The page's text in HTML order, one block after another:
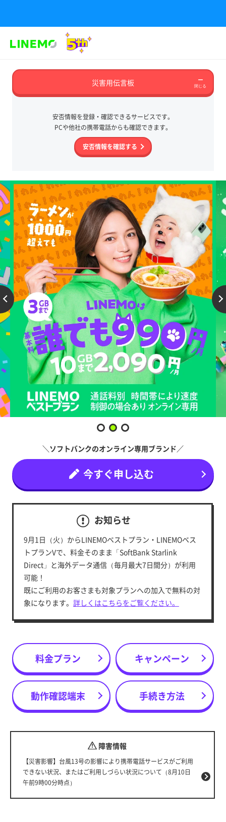
災害用伝言板
安否情報を登録・確認できるサービスです。
PCや他社の携帯電話からも確認できます。
安否情報を確認する
＼ソフトバンクのオンライン専用ブランド／
今すぐ申し込む
お知らせ
9月1日（火）からLINEMOベストプラン・LINEMOベス
トプランVで、料金そのまま「SoftBank Starlink
Direct」と海外データ通信（毎月最大7日間分）が利用
可能！
既にご利用のお客さまも対象プランへの加入で無料の対
象になります。 詳しくはこちらをご覧ください。
料金プラン キャンペーン
動作確認端末 手続き方法
障害情報
【災害影響】台風13号の影響により携帯電話サービスがご利用
できない状況、またはご利用しづらい状況について（8月10日
午前9時00分時点）